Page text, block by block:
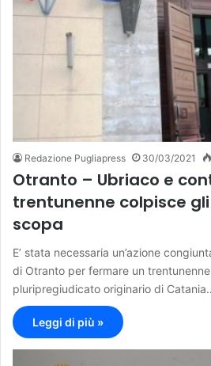
Redazione Pugliapress 30/03/2021
Otranto – Ubriaco e
trentunenne colpisce
scopa
E’ stata necessaria un’azione
di Otranto per fermare un
pluripregiudicato originario di
Leggi di più »